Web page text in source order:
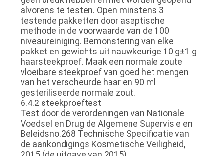
alvorens te testen. Open minstens 3
testende pakketten door aseptische
methode in de voorwaarde van de 100
niveaureiniging. Bemonstering van elke
pakket en gewichts uit nauwkeurige 10 g±1 g
haarsteekproef. Maak een normale zoute
vloeibare steekproef van goed het mengen
van het verscheurde haar en 90 ml
gesteriliseerde normale zout.
6.4.2 steekproeftest
Test door de verordeningen van Nationale
Voedsel en Drug de Algemene Supervisie en
Beleidsno.268 Technische Specificatie van
de aankondigings Kosmetische Veiligheid,